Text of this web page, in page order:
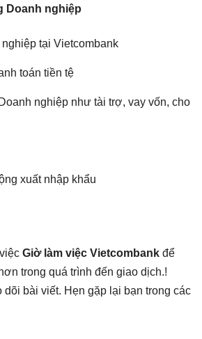
Doanh nghiệp
tại Vietcombank
toán tiền tệ
nghiệp như tài trợ, vay vốn, cho
xuất nhập khẩu
Giờ làm việc Vietcombank để
trong quá trình đến giao dịch.!
dõi bài viết. Hẹn gặp lại bạn trong các